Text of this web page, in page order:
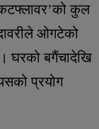
कुल
ओगटेको
घरको बगैंचादेखि
प्रयोग